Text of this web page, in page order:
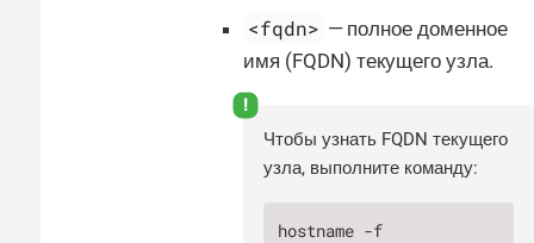
<fqdn> — полное доменное
имя (FQDN) текущего узла.
Чтобы узнать FQDN текущего
узла, выполните команду:
hostname -f